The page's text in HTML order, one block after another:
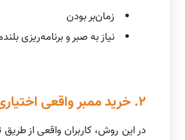
زمان‌بر بودن
نیاز به صبر و برنامه‌ریزی
2. خرید ممبر واقعی اختیاری
در این روش، کاربران واقعی از طریق